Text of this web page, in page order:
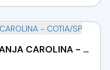
GALPÃO - 500 METROS - GRANJA CAROLINA - COTIA/SP